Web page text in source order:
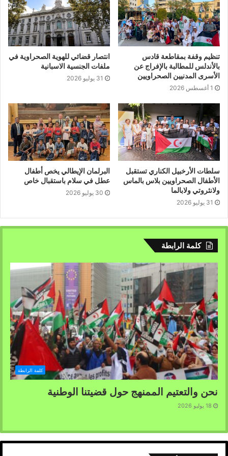
también entregaron la bandera de la República
Saharaui al alcalde y otros detalles, culmino el
encuentro con una cena para los niños y sus
acompañantes.
تنظيم وقفة بمقاطعة قادس
بالأندلس للمطالبة بالإفراج عن
الأسرى المدنيين الصحراويين
1 أغسطس 2026
انتصار قضائي للهوية الصحراوية في
ملفات الجنسية الاسبانية
31 يوليو 2026
سلطات الأرخبيل الكناري تستقبل
الأطفال الصحراويين بلاس بالماس
ولانثروتي ولابالما
31 يوليو 2026
البرلمان الإيطالي يخص أطفال
عطل في سلام باستقبال خاص
30 يوليو 2026
كلمة الرابطة
كلمة الرابطة
نحن والتعتيم الممنهج حول قضيتنا الوطنية
18 يوليو 2026